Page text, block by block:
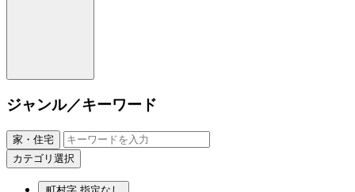
ジャンル／キーワード
家・住宅
カテゴリ選択